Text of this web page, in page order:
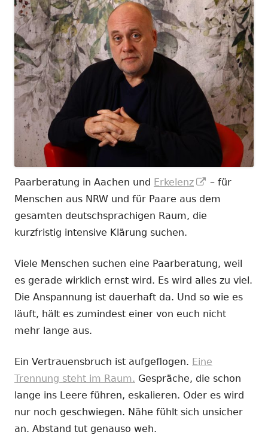
Paarberatung in Aachen und Erkelenz
In
neuem
– für
Menschen aus NRW und für Paare aus dem
gesamten deutschsprachigen Raum, die
kurzfristig intensive Klärung suchen.
Viele Menschen suchen eine Paarberatung, weil
es gerade wirklich ernst wird. Es wird alles zu viel.
Die Anspannung ist dauerhaft da. Und so wie es
läuft, hält es zumindest einer von euch nicht
mehr lange aus.
Ein Vertrauensbruch ist aufgeflogen. Eine
Trennung steht im Raum. Gespräche, die schon
lange ins Leere führen, eskalieren. Oder es wird
nur noch geschwiegen. Nähe fühlt sich unsicher
an. Abstand tut genauso weh.